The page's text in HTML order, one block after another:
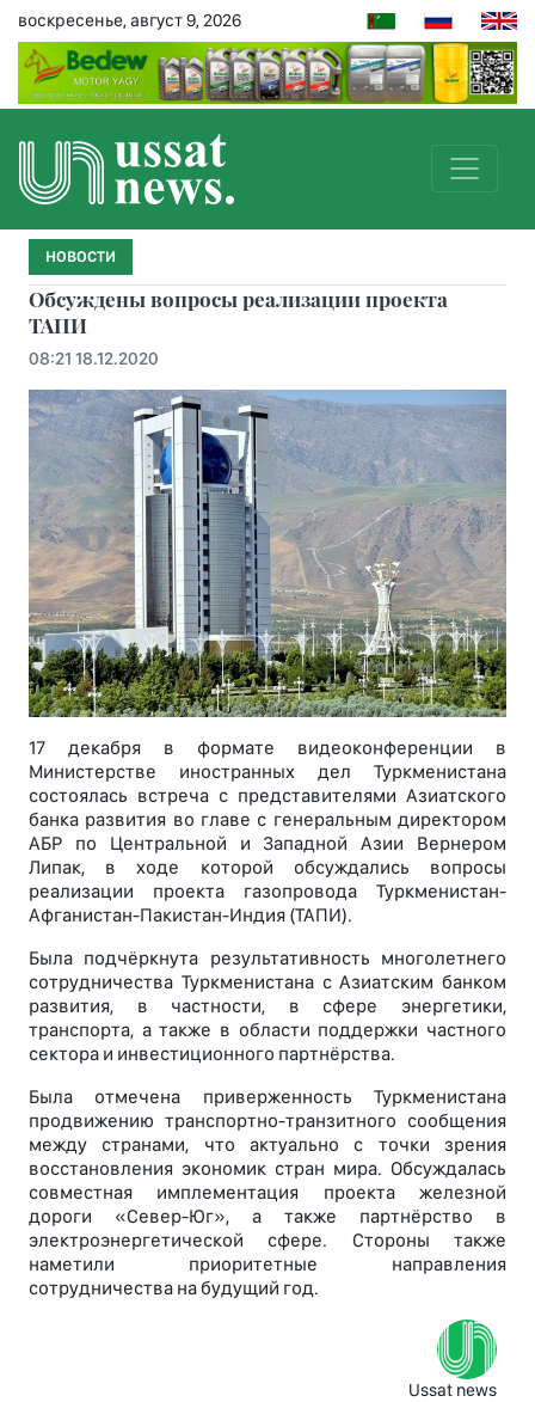
воскресенье, август 9, 2026
НОВОСТИ
Обсуждены вопросы реализации проекта
ТАПИ
08:21 18.12.2020
17 декабря в формате видеоконференции в
Министерстве иностранных дел Туркменистана
состоялась встреча с представителями Азиатского
банка развития во главе с генеральным директором
АБР по Центральной и Западной Азии Вернером
Липак, в ходе которой обсуждались вопросы
реализации проекта газопровода Туркменистан-
Афганистан-Пакистан-Индия (ТАПИ).
Была подчёркнута результативность многолетнего
сотрудничества Туркменистана с Азиатским банком
развития, в частности, в сфере энергетики,
транспорта, а также в области поддержки частного
сектора и инвестиционного партнёрства.
Была отмечена приверженность Туркменистана
продвижению транспортно-транзитного сообщения
между странами, что актуально с точки зрения
восстановления экономик стран мира. Обсуждалась
совместная имплементация проекта железной
дороги «Север-Юг», а также партнёрство в
электроэнергетической сфере. Стороны также
наметили приоритетные направления
сотрудничества на будущий год.
Ussat news